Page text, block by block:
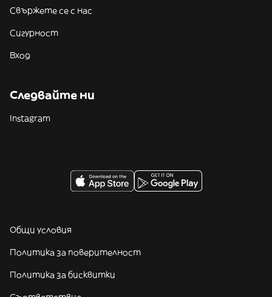
Свържете се с нас
Сигурност
Вход
Следвайте ни
Instagram
Общи условия
Политика за поверителност
Политика за бисквитки